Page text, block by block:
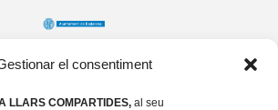
el consentiment
LLARS COMPARTIDES, al seu